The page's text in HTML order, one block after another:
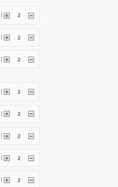
| 2
| 2
| 2
2
| 2
| 2
| 2
2